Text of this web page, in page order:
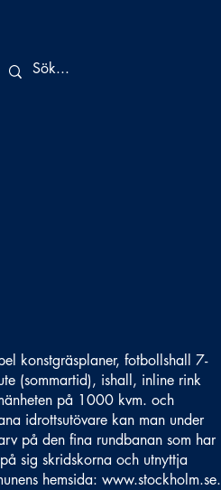
konstgräsplaner, fotbollshall 7-
(sommartid), ishall, inline rink
på 1000 kvm. och
idrottsutövare kan man under
på den fina rundbanan som har
sig skridskorna och utnyttja
hemsida: www.stockholm.se.